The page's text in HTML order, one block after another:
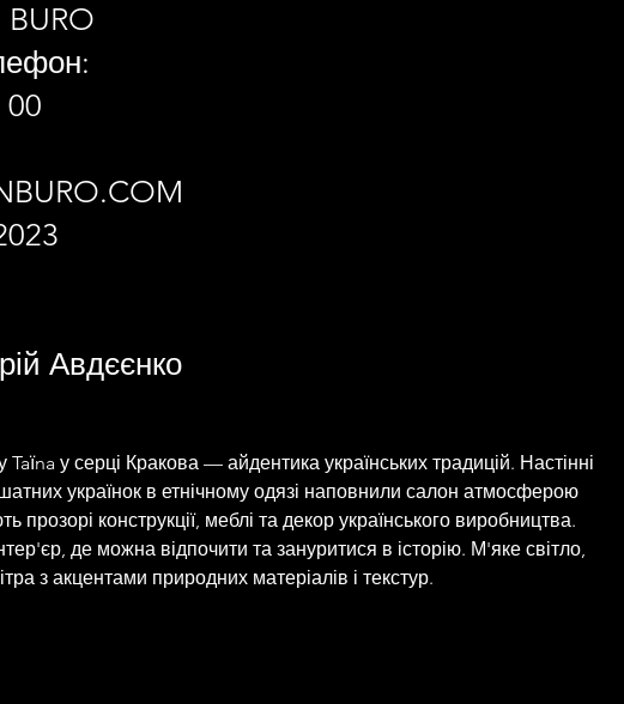
00
Авдєєнко
у серці Кракова — айдентика українських традицій. Настінні
українок в етнічному одязі наповнили салон атмосферою
прозорі конструкції, меблі та декор українського виробництва.
де можна відпочити та зануритися в історію. М'яке світло,
з акцентами природних матеріалів і текстур.